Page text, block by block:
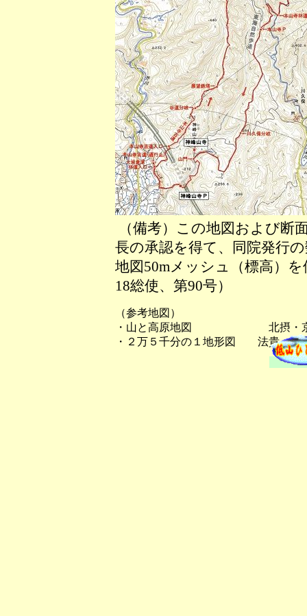
（備考）この地図および断
長の承認を得て、同院発行
地図50mメッシュ（標高）
18総使、第90号）
（参考地図）
・山と高原地図 北摂・京
・２万５千分の１地形図 法貴、京